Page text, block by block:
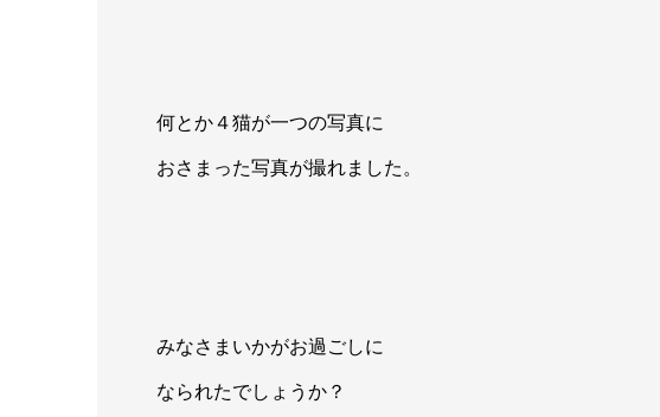
何とか４猫が一つの写真に
おさまった写真が撮れました。
みなさまいかがお過ごしに
なられたでしょうか？